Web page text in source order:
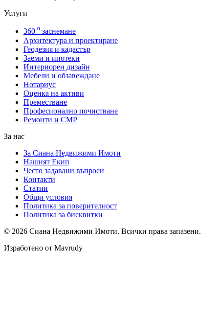
Услуги
360 ⁰ заснемане
Архитектура и проектиране
Геодезия и кадастър
Заеми и ипотеки
Интериорен дизайн
Мебели и обзавеждане
Нотариус
Оценка на активи
Преместване
Професионално почистване
Ремонти и СМР
За нас
За Сиана Недвижими Имоти
Нашият Екип
Често задавани въпроси
Контакти
Статии
Общи условия
Политика за поверителност
Политика за бисквитки
© 2026 Сиана Недвижими Имоти. Всички права запазени.
Изработено от Mavrudy